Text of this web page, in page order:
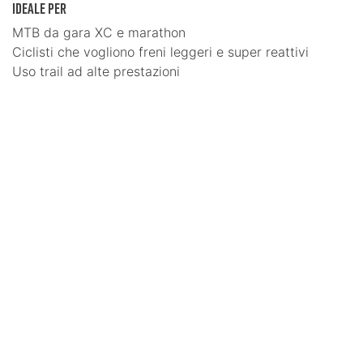
Ideale per
MTB da gara XC e marathon
Ciclisti che vogliono freni leggeri e super reattivi
Uso trail ad alte prestazioni